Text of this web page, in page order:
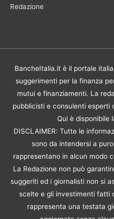
Redazione
BancheItalia.it è il portale
suggerimenti per la finanza
mutui e finanziamenti. La
pubblicisti e consulenti esperti
Qui è disponibile
DISCLAIMER: Tutte le
sono da intendersi a
rappresentano in alcun modo
La Redazione non può
suggeriti ed i giornalisti non si
scelte e gli investimenti fatti
rappresenta una testata